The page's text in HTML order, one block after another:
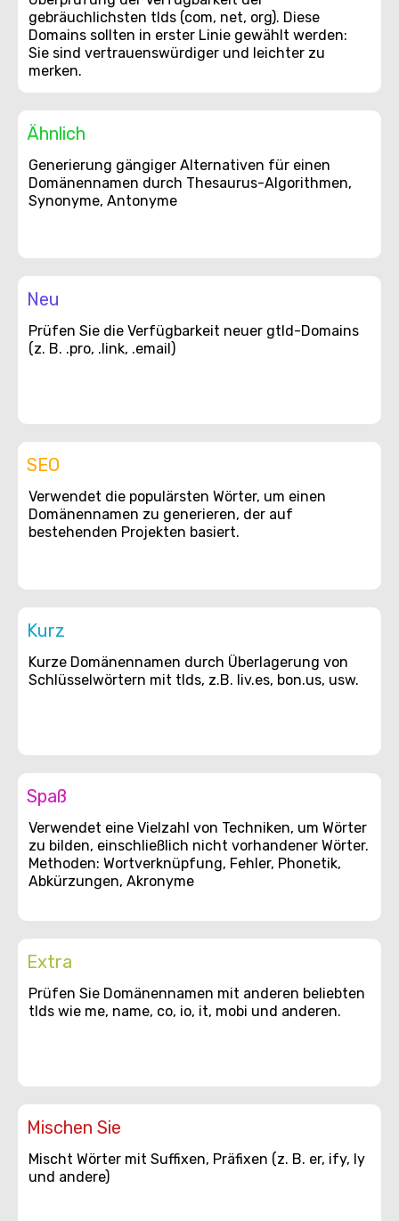
gebräuchlichsten tlds (com, net, org). Diese
Domains sollten in erster Linie gewählt werden:
Sie sind vertrauenswürdiger und leichter zu
merken.
Ähnlich
Generierung gängiger Alternativen für einen
Domänennamen durch Thesaurus-Algorithmen,
Synonyme, Antonyme
Neu
Prüfen Sie die Verfügbarkeit neuer gtld-Domains
(z. B. .pro, .link, .email)
SEO
Verwendet die populärsten Wörter, um einen
Domänennamen zu generieren, der auf
bestehenden Projekten basiert.
Kurz
Kurze Domänennamen durch Überlagerung von
Schlüsselwörtern mit tlds, z.B. liv.es, bon.us, usw.
Spaß
Verwendet eine Vielzahl von Techniken, um Wörter
zu bilden, einschließlich nicht vorhandener Wörter.
Methoden: Wortverknüpfung, Fehler, Phonetik,
Abkürzungen, Akronyme
Extra
Prüfen Sie Domänennamen mit anderen beliebten
tlds wie me, name, co, io, it, mobi und anderen.
Mischen Sie
Mischt Wörter mit Suffixen, Präfixen (z. B. er, ify, ly
und andere)